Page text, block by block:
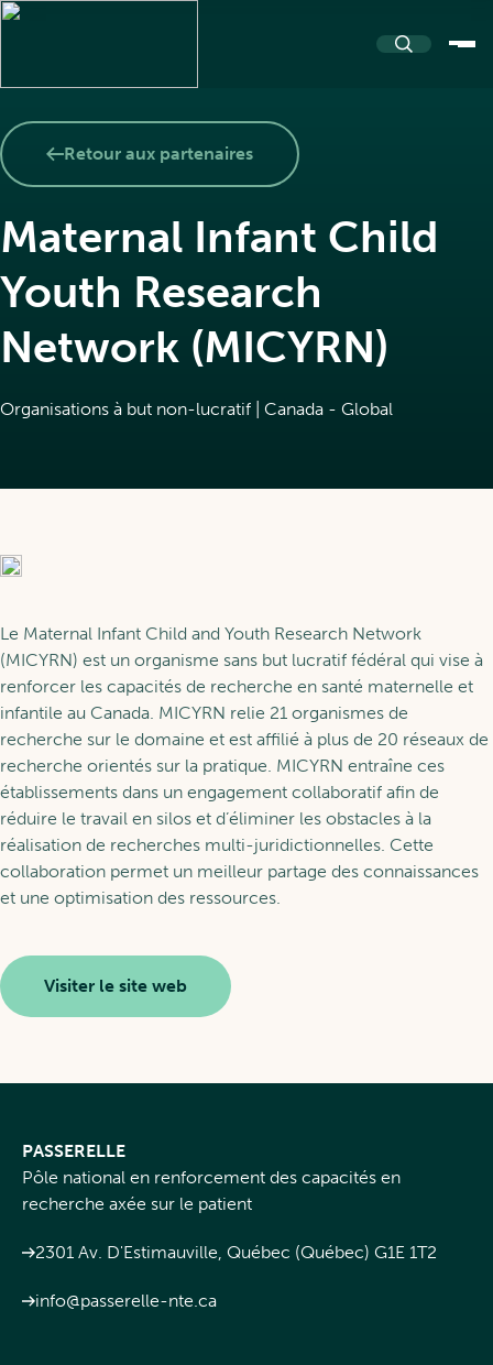
À propos
À propos de PASSERELLE
Notre nom et logo
Équipe et partenaires
À propos de la RAP
Ressources
Répertoire de ressources
Communauté
Nouvelles
Nos fellows
Soutien à la relève
Apprendre
Se former à la RAP
Parcours d’apprentissage
Services
Nos services
EN
Devenir membre
Retour aux partenaires
Maternal Infant Child
Youth Research
Network (MICYRN)
Organisations à but non-lucratif | Canada - Global
Le Maternal Infant Child and Youth Research Network
(MICYRN) est un organisme sans but lucratif fédéral qui vise à
renforcer les capacités de recherche en santé maternelle et
infantile au Canada. MICYRN relie 21 organismes de
recherche sur le domaine et est affilié à plus de 20 réseaux de
recherche orientés sur la pratique. MICYRN entraîne ces
établissements dans un engagement collaboratif afin de
réduire le travail en silos et d’éliminer les obstacles à la
réalisation de recherches multi-juridictionnelles. Cette
collaboration permet un meilleur partage des connaissances
et une optimisation des ressources.
Visiter le site web
PASSERELLE
Pôle national en renforcement des capacités en
recherche axée sur le patient
2301 Av. D'Estimauville, Québec (Québec) G1E 1T2
info@passerelle-nte.ca